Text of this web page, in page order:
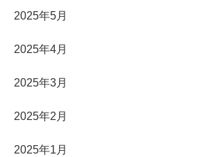
2025年5月
2025年4月
2025年3月
2025年2月
2025年1月